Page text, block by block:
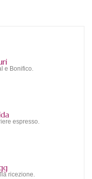
e Bonifico.
espresso.
ricezione.